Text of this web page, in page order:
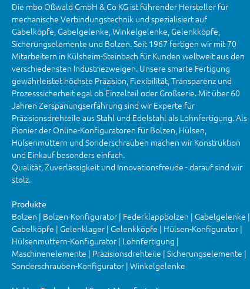
Die mbo Oßwald GmbH & Co KG ist führender Hersteller für
mechanische Verbindungstechnik und spezialisiert auf
Gabelköpfe, Gabelgelenke, Winkelgelenke, Gelenkköpfe,
Sicherungselemente und Bolzen. Seit 1967 fertigen wir mit 70
Mitarbeitern in Külsheim-Steinbach für Kunden weltweit aus den
verschiedensten Industriezweigen. Unsere smarte Fertigung
gewährleistet höchste Präzision, Flexibilität, Transparenz und
Prozesssicherheit egal ob Einzelteil oder Großserie. Mit über 60
Jahren Zerspanungserfahrung sind wir Experte für
Präzisionsdrehteile aus Stahl und Edelstahl als Lohnfertigung. Als
Pionier der Online-Konfiguratoren für Bolzen, Hülsen,
Hülsenmuttern und Sonderschrauben machen wir Konstruktion
und Einkauf besonders einfach.
Qualität, Zuverlässigkeit und Innovationsfreude - darauf sind wir
stolz.
Produkte
Bolzen | Bolzen-Konfigurator | Federklappbolzen | Gabelgelenke |
Gabelköpfe | Gelenklager | Gelenkköpfe | Hülsen-Konfigurator |
Hülsenmuttern-Konfigurator | Lohnfertigung |
Maschinenelemente | Präzisionsdrehteile | Sicherungselemente |
Sonderschrauben-Konfigurator | Winkelgelenke